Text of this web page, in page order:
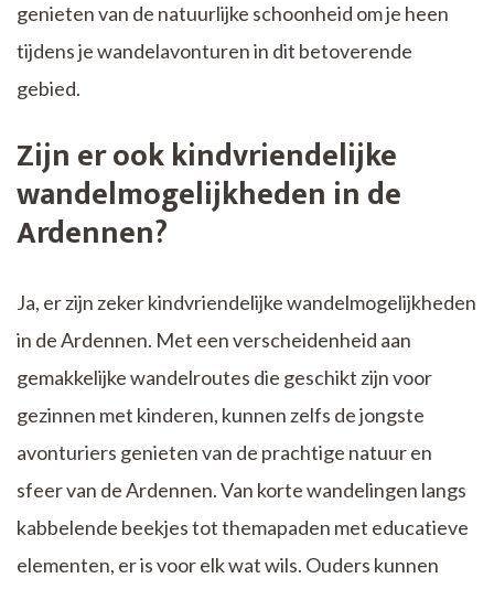
genieten van de natuurlijke schoonheid om je heen
tijdens je wandelavonturen in dit betoverende
gebied.
Zijn er ook kindvriendelijke
wandelmogelijkheden in de
Ardennen?
Ja, er zijn zeker kindvriendelijke wandelmogelijkheden
in de Ardennen. Met een verscheidenheid aan
gemakkelijke wandelroutes die geschikt zijn voor
gezinnen met kinderen, kunnen zelfs de jongste
avonturiers genieten van de prachtige natuur en
sfeer van de Ardennen. Van korte wandelingen langs
kabbelende beekjes tot themapaden met educatieve
elementen, er is voor elk wat wils. Ouders kunnen